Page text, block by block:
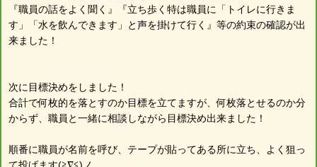
『職員の話をよく聞く』『立ち歩く特は職員に「トイレに行きま
す」「水を飲んできます」と声を掛けて行く』等の約束の確認が出
来ました！
次に目標決めをしました！
合計で何枚的を落とすのか目標を立てますが、何枚落とせるのか分
からず、職員と一緒に相談しながら目標決め出来ました！
順番に職員が名前を呼び、テープが貼ってある所に立ち、よく狙っ